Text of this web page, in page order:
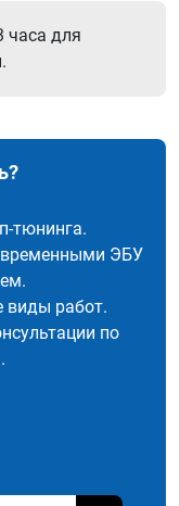
часа для
тюнинга.
ЭБУ
виды работ.
по